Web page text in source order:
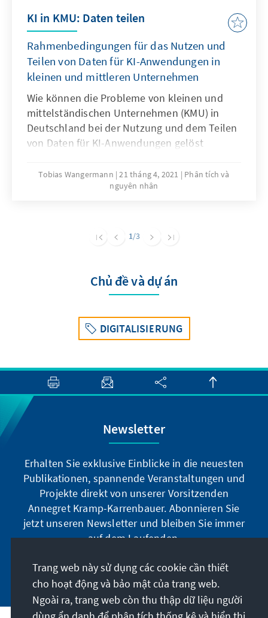
KI in KMU: Daten teilen
Rahmenbedingungen für das Nutzen und
Teilen von Daten für KI-Anwendungen in
kleinen und mittleren Unternehmen
Wie können die Probleme von kleinen und
mittelständischen Unternehmen (KMU) in
Deutschland bei der Nutzung und dem Teilen
von Daten für KI-Anwendungen gelöst
die spezifische Problemlage von KMU in
diesem Thema dar, ermittelt Ursachen und
Tobias Wangermann 21 tháng 4, 2021
Phân tích và
nguyên nhân
1/3
Chủ đề và dự án
DIGITALISIERUNG
Newsletter
Erhalten Sie exklusive Einblicke in die neuesten
Publikationen, spannende Veranstaltungen und
Projekte direkt von unserer Vorsitzenden
Annegret Kramp-Karrenbauer. Abonnieren Sie
jetzt unseren Newsletter und bleiben Sie immer
auf dem Laufenden.
Jetzt abonnieren
Trang web này sử dụng các cookie cần thiết
cho hoạt động và bảo mật của trang web.
Ngoài ra, trang web còn thu thập dữ liệu người